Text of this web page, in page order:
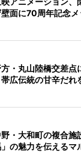
面に70周年記念
・丸山陸橋交差点
広伝統の甘辛だれ
・大和町の複合施
の魅力を伝えるマ